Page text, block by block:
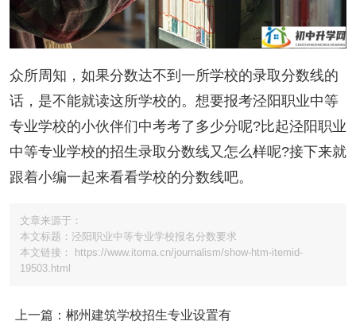
众所周知，如果分数达不到一所学校的录取分数线的
话，是不能就读这所学校的。想要报考泾阳职业中等
专业学校的小伙伴们中考考了多少分呢?比起泾阳职业
中等专业学校的招生录取分数线又怎么样呢?接下来就
跟着小编一起来看看学校的分数线吧。
文章来源于：
本文标题：泾阳职业中等专业学校报名分数要求
本文链接： https://www.itoma.cn/journalism/show-htm-itemid-
19503.html
上一篇：郴州建筑学校招生专业设置有